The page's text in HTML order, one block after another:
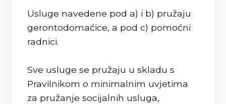
Usluge navedene pod a) i b) pružaju
gerontodomaćice, a pod c) pomoćni
radnici.
Sve usluge se pružaju u skladu s
Pravilnikom o minimalnim uvjetima
za pružanje socijalnih usluga,